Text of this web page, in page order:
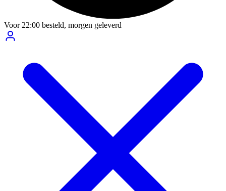
Voor22:00 besteld, morgen geleverd